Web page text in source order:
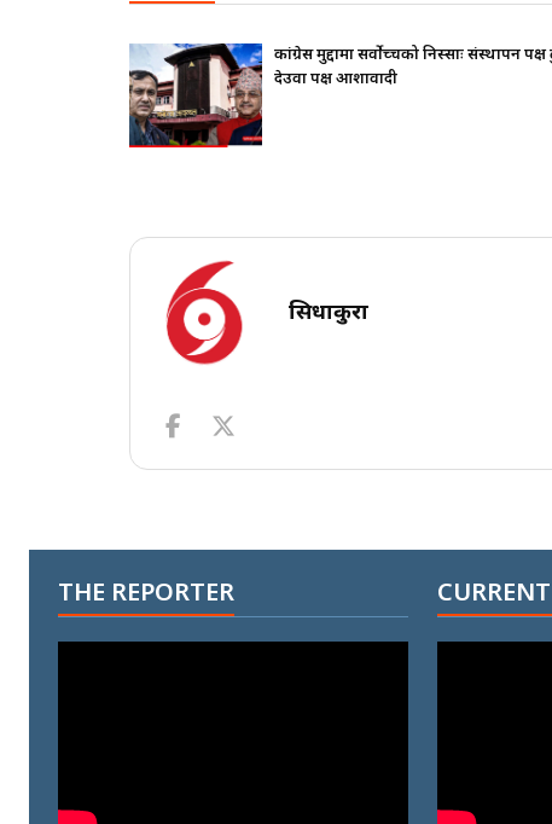
राष्ट्रपतिले के सोधे ? बालेनले के जवाफ दिए ?
सिधाकुरा
THE REPORTER